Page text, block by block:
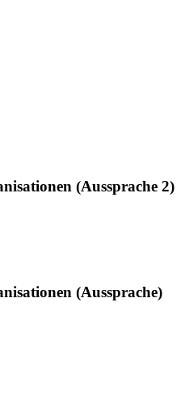
(Aussprache 2)
(Aussprache)